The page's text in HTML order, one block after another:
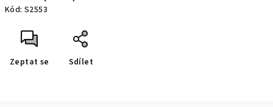
Kód: S2553
Zeptat se Sdílet